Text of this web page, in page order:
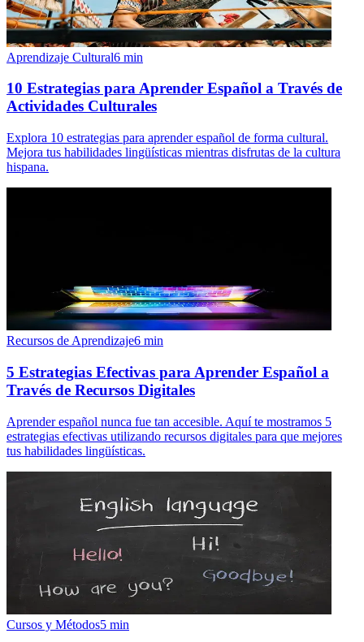
Aprendizaje Cultural6 min
10 Estrategias para Aprender Español a Través de
Actividades Culturales
Explora 10 estrategias para aprender español de forma cultural.
Mejora tus habilidades lingüísticas mientras disfrutas de la cultura
hispana.
Recursos de Aprendizaje6 min
5 Estrategias Efectivas para Aprender Español a
Través de Recursos Digitales
Aprender español nunca fue tan accesible. Aquí te mostramos 5
estrategias efectivas utilizando recursos digitales para que mejores
tus habilidades lingüísticas.
Cursos y Métodos5 min